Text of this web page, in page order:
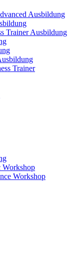
Ausbildung
Trainer Ausbildung
Trainer
Workshop
Workshop